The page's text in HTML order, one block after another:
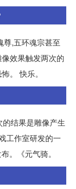
尊,五环魂宗甚至
效果触发两次的
。 快乐。
结果是雕像产生
工作室研发的一
。《元气骑。